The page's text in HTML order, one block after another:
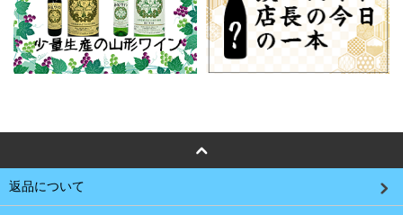
返品について